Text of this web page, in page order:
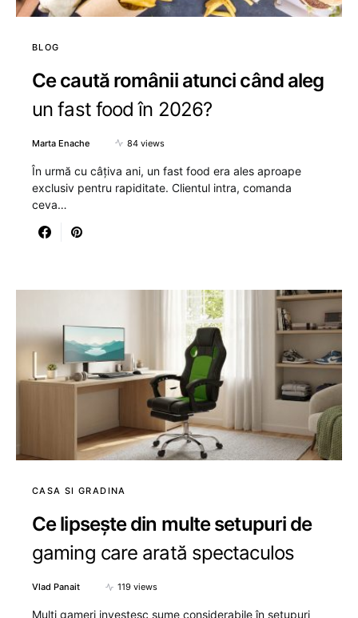
BLOG
Ce caută românii atunci când aleg
un fast food în 2026?
Marta Enache 84 views
În urmă cu câțiva ani, un fast food era ales aproape
exclusiv pentru rapiditate. Clientul intra, comanda
ceva…
CASA SI GRADINA
Ce lipsește din multe setupuri de
gaming care arată spectaculos
Vlad Panait 119 views
Mulți gameri investesc sume considerabile în setupuri